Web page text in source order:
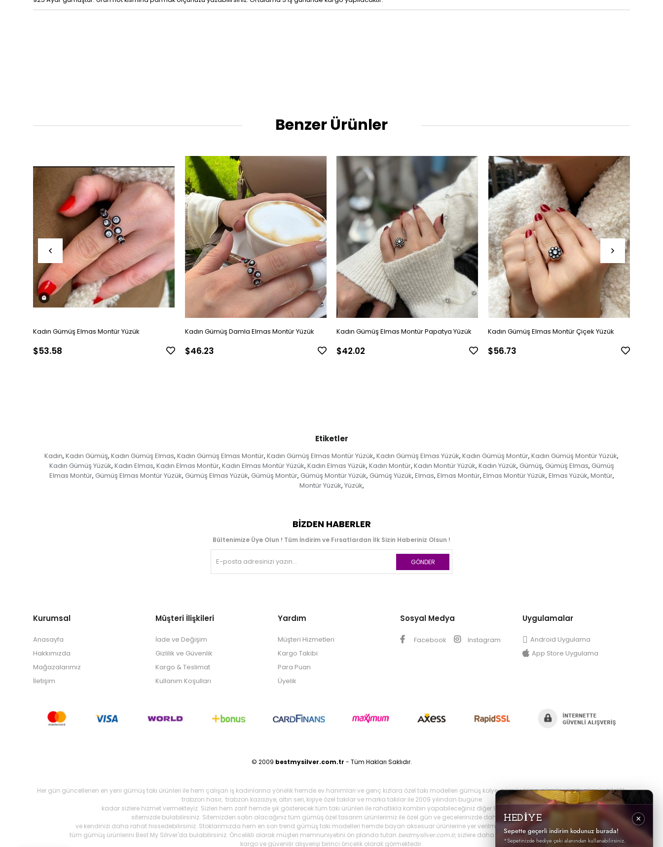
Benzer Ürünler
Kadın Gümüş Elmas Montür Yüzük
$53.58
Kadın Gümüş Damla Elmas Montür Yüzük
$46.23
Kadın Gümüş Elmas Montür Papatya Yüzük
$42.02
Kadın Gümüş Elmas Montür Çiçek Yüzük
$56.73
Etiketler
Kadın, Kadın Gümüş, Kadın Gümüş Elmas, Kadın Gümüş Elmas Montür, Kadın Gümüş Elmas Montür Yüzük, Kadın Gümüş Elmas Yüzük, Kadın Gümüş Montür, Kadın Gümüş Montür Yüzük,
Kadın Gümüş Yüzük, Kadın Elmas, Kadın Elmas Montür, Kadın Elmas Montür Yüzük, Kadın Elmas Yüzük, Kadın Montür, Kadın Montür Yüzük, Kadın Yüzük, Gümüş, Gümüş Elmas, Gümüş
Elmas Montür, Gümüş Elmas Montür Yüzük, Gümüş Elmas Yüzük, Gümüş Montür, Gümüş Montür Yüzük, Gümüş Yüzük, Elmas, Elmas Montür, Elmas Montür Yüzük, Elmas Yüzük, Montür,
Montür Yüzük, Yüzük,
BIZDEN HABERLER
Bültenimize Üye Olun ! Tüm İndirim ve Fırsatlardan İlk Sizin Haberiniz Olsun !
GÖNDER
Kurumsal
Anasayfa
Hakkımızda
Mağazalarımız
İletişim
Müşteri İlişkileri
İade ve Değişim
Gizlilik ve Güvenlik
Kargo & Teslimat
Kullanım Koşulları
Yardım
Müşteri Hizmetleri
Kargo Takibi
Para Puan
Üyelik
Sosyal Medya
Facebook Instagram
Uygulamalar
Android Uygulama
App Store Uygulama
© 2009 bestmysilver.com.tr - Tüm Hakları Saklıdır.
Her gün güncellenen en yeni gümüş takı ürünleri ile hem çalışan iş kadınlarına yönelik hemde ev hanımları ve genç kızlara özel takı modelleri gümüş kolye, gümüş küpe, gümüş yüzük, gümüş bileklik,
trabzon hasır, trabzon kazaziye, altın seri, kişiye özel takılar ve marka takılar ile 2009 yılından bugüne
kadar sizlere hizmet vermekteyiz. Sizleri hem zarif hemde şık gösterecek tüm takı ürünleri ile rahatlıkla kombin yapabileceğiniz diğer 925 ayar takı ürünlerini
sitemizde bulabilirsiniz. Sitemizden satın alacağınız tüm gümüş özel tasarım ürünlerimiz ile özel gün ve gecelerinizde daha şık olabilir,
ve kendinizi daha rahat hissedebilirsiniz. Stoklarımızda hem en son trend gümüş takı modelleri hemde bayan aksesuar ürünlerine yer verilmektedir, ayrıca sürekli yenilenen
tüm gümüş ürünlerini Best My Silrver'da bulabilirsiniz. Öncelikli olarak müşteri memnuniyetini ön planda tutan bestmysilver.com.tr, sizlere daha iyi hizmet sunabilmek adına hızlı
kargo ve güvenilir alışverişi birinci öncelik olarak görmektedir.
HEDİYE
Sepette geçerli indirim kodunuz burada!
*Sepetinizde hediye çeki alanından kullanabilirsiniz.
×